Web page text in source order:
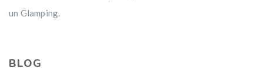
un Glamping.
BLOG